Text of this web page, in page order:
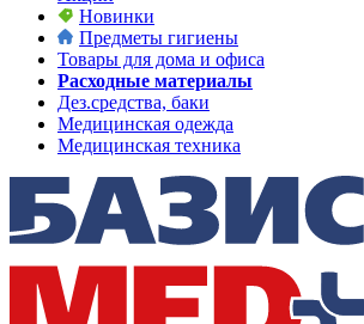
Новинки
Предметы гигиены
Товары для дома и офиса
Расходные материалы
Дез.средства, баки
Медицинская одежда
Медицинская техника